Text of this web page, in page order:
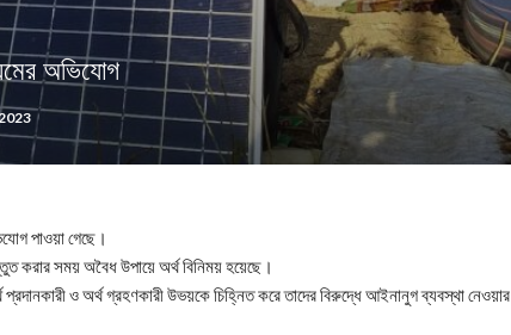
অভিযোগ
পাওয়া গেছে।
করার সময় অবৈধ উপায়ে অর্থ বিনিময় হয়েছে।
ও অর্থ গ্রহণকারী উভয়কে চিহ্নিত করে তাদের বিরুদ্ধে আইনানুগ ব্যবস্থা নেওয়ার